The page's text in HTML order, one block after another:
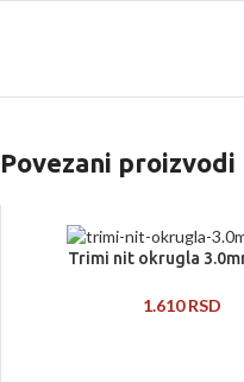
Povezani proizvodi
Trimi nit okrugla
1.610RSD